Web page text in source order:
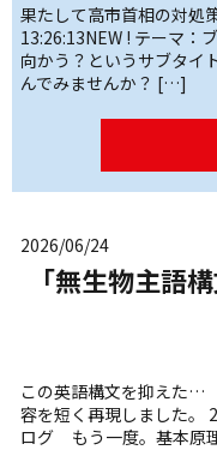
果たして高市首相の対処
13:26:13NEW ! テーマ：
向かう？というサブタイ
んでみませんか？ […]
2026/06/24
「無生物主語
この英語構文を抑えた…
容を短く再現しました。
ログ もう一度。基本原